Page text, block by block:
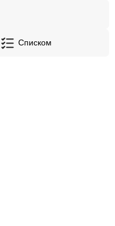
Списком